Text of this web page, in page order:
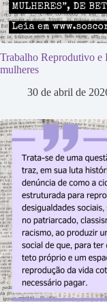
Trabalho Reprodutivo e
mulheres
30 de abril de